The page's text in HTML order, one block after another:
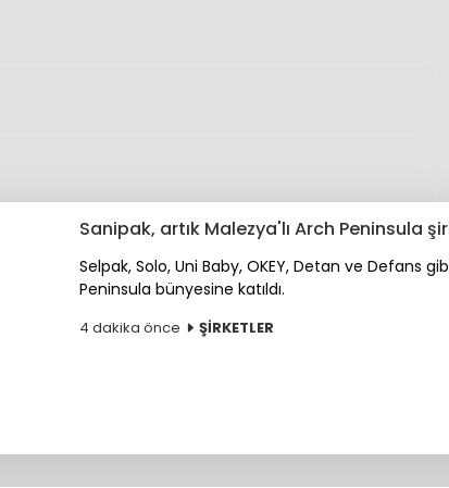
Sanipak, artık Malezya'lı Arch Peninsula
Selpak, Solo, Uni Baby, OKEY, Detan ve Defans
Peninsula bünyesine katıldı.
4 dakika önce ŞİRKETLER